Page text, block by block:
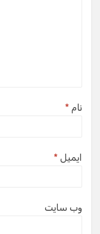
نام *
ایمیل *
وب‌ سایت